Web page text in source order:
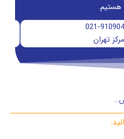
هستیم.
021-
مرکز تهران
تحصیل دندانپزشکی در قبرس شمالی